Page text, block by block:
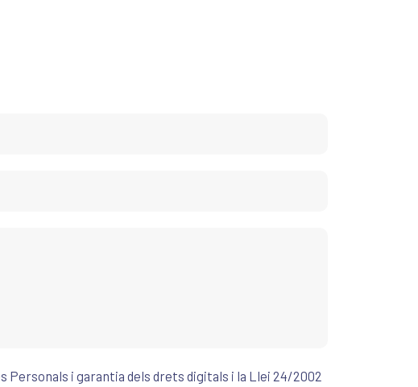
Personals i garantia dels drets digitals i la Llei 24/2002